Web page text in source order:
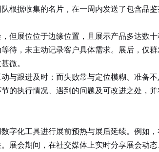
根据收集的名片，在一周内发送了包含品
展位位于边缘位置，且展示产品多达数十
待，未主动记录客户具体需求。展后，仅
微。
跟进及时；而失败常与定位模糊、准备不
的执行情况、遇到的问题及可改进之处，
字化工具进行展前预热与展后延续。例如
展会期间，在社交媒体上实时分享展会动